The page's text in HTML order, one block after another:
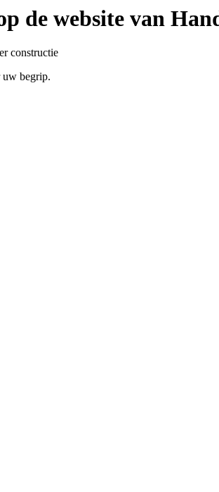
de website van
constructie
begrip.